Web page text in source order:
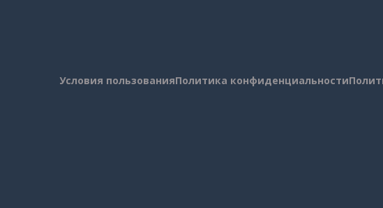
Условия пользованияПолитика конфиденциальности